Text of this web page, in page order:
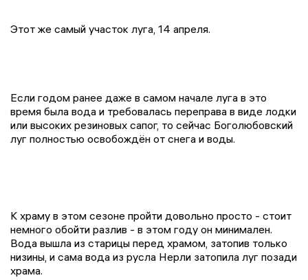
Этот же самый участок луга, 14 апреля.
Если годом ранее даже в самом начале луга в это
время была вода и требовалась переправа в виде лодки
или высоких резиновых сапог, то сейчас Боголюбовский
луг полностью освобождён от снега и воды.
К храму в этом сезоне пройти довольно просто - стоит
немного обойти разлив - в этом году он минимален.
Вода вышла из старицы перед храмом, затопив только
низины, и сама вода из русла Нерли затопила луг позади
храма.